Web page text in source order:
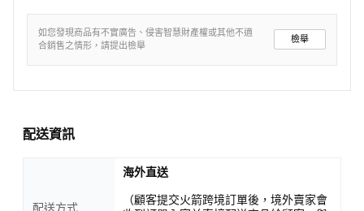
如您發現商品有不實廣告、侵害智慧財產權或其他不適
合銷售之情形，請提出檢舉
檢舉
配送資訊
配送方式
海外直送
（顧客提交火箭跨境訂單後，境外賣家會